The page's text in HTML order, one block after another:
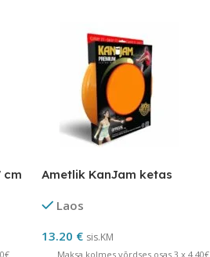
cm Ametlik KanJam ketas
Laos
13.20 € sis.KM
Maksa kolmes võrdses osas 3 x 4.40€